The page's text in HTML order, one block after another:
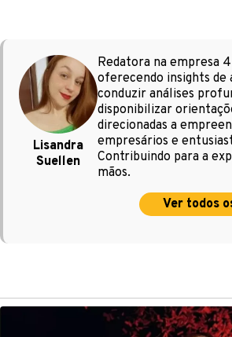
Lisandra
Suellen
Redatora na empresa
oferecendo insights de
conduzir análises
disponibilizar
direcionadas a
empresários e
Contribuindo para a
mãos.
Ver todos